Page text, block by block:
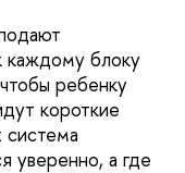
каждому блоку
ребенку
короткие
система
уверенно, а где